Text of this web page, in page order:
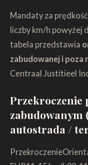
Mandaty za
liczby km/h powyżej
tabela przedstawia
zabudowanej i poza
Centraal Justitieel
Przekroczenie
zabudowanym
autostrada /